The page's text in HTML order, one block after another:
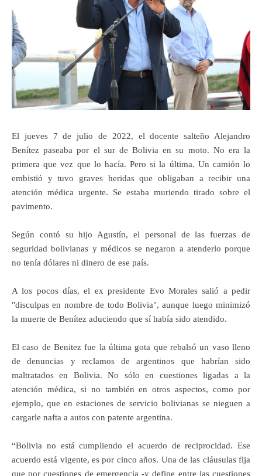
El jueves 7 de julio de 2022, el docente salteño Alejandro
Benítez paseaba por el sur de Bolivia en su moto. No era la
primera que vez que lo hacía. Pero si la última. Un camión lo
embistió y tuvo graves heridas que obligaban a recibir una
atención médica urgente. Se estaba muriendo tirado sobre el
pavimento.
Según contó su hijo Agustín, el personal de las fuerzas de
seguridad bolivianas y médicos se negaron a atenderlo porque
no tenía dólares ni dinero de ese país.
A los pocos días, el ex presidente Evo Morales salió a pedir
"disculpas en nombre de todo Bolivia", aunque luego minimizó
la muerte de Benítez aduciendo que sí había sido atendido.
El caso de Benitez fue la última gota que rebalsó un vaso lleno
de denuncias y reclamos de argentinos que habrían sido
maltratados en Bolivia. No sólo en cuestiones ligadas a la
atención médica, si no también en otros aspectos, como por
ejemplo, que en estaciones de servicio bolivianas se nieguen a
cargarle nafta a autos con patente argentina.
“Bolivia no está cumpliendo el acuerdo de reciprocidad. Ese
acuerdo está vigente, es por cinco años. Una de las cláusulas fija
que por cuestiones de emergencia -y define entre las cuestiones